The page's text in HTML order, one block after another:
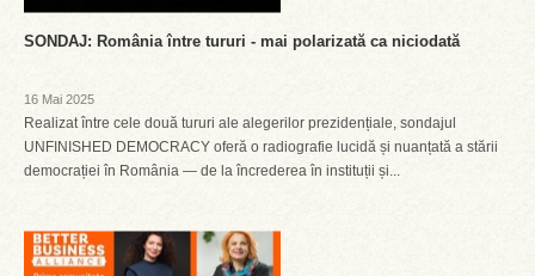
SONDAJ: România între tururi - mai polarizată ca niciodată
16 Mai 2025
Realizat între cele două tururi ale alegerilor prezidențiale, sondajul
UNFINISHED DEMOCRACY oferă o radiografie lucidă și nuanțată a stării
democrației în România — de la încrederea în instituții și...